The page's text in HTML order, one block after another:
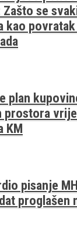
Zašto se
kao
plan
prostora
KM
pisanje
proglašen